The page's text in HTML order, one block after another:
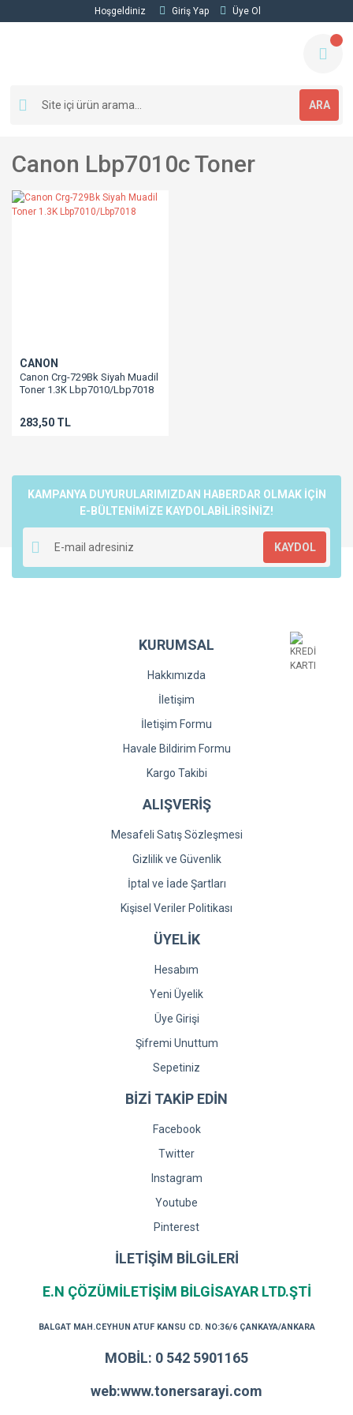
Hoşgeldiniz Giriş Yap Üye Ol
ARA
Canon Lbp7010c Toner
CANON
Canon Crg-729Bk Siyah Muadil
Toner 1.3K Lbp7010/Lbp7018
283,50 TL
KAMPANYA DUYURULARIMIZDAN HABERDAR OLMAK İÇİN
E-BÜLTENİMİZE KAYDOLABİLİRSİNİZ!
KAYDOL
KURUMSAL
Hakkımızda
İletişim
İletişim Formu
Havale Bildirim Formu
Kargo Takibi
ALIŞVERİŞ
Mesafeli Satış Sözleşmesi
Gizlilik ve Güvenlik
İptal ve İade Şartları
Kişisel Veriler Politikası
ÜYELİK
Hesabım
Yeni Üyelik
Üye Girişi
Şifremi Unuttum
Sepetiniz
BİZİ TAKİP EDİN
Facebook
Twitter
Instagram
Youtube
Pinterest
İLETİŞİM BİLGİLERİ
E.N ÇÖZÜMİLETİŞİM BİLGİSAYAR LTD.ŞTİ
BALGAT MAH.CEYHUN ATUF KANSU CD. NO:36/6 ÇANKAYA/ANKARA
MOBİL: 0 542 5901165
web:www.tonersarayi.com